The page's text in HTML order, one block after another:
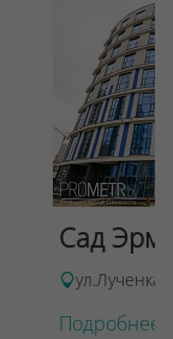
Сад
ул.Лученка,4
Подробнее